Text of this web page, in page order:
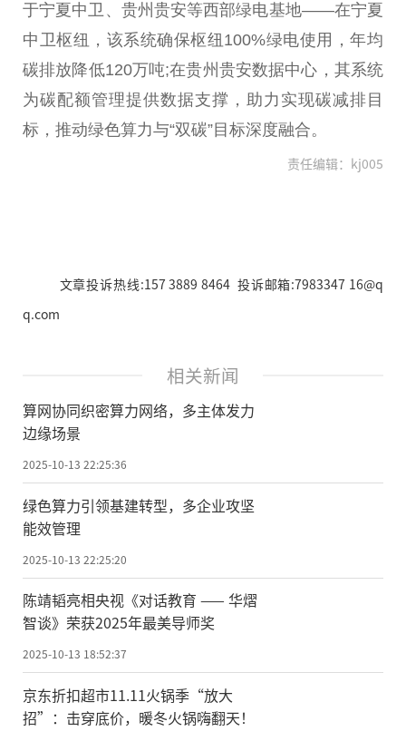
于宁夏中卫、贵州贵安等西部绿电基地——在宁夏
中卫枢纽，该系统确保枢纽100%绿电使用，年均
碳排放降低120万吨;在贵州贵安数据中心，其系统
为碳配额管理提供数据支撑，助力实现碳减排目
标，推动绿色算力与“双碳”目标深度融合。
责任编辑：kj005
文章投诉热线:157 3889 8464 投诉邮箱:7983347 16@q
q.com
相关新闻
算网协同织密算力网络，多主体发力
边缘场景
2025-10-13 22:25:36
绿色算力引领基建转型，多企业攻坚
能效管理
2025-10-13 22:25:20
陈靖韬亮相央视《对话教育 —— 华熠
智谈》荣获2025年最美导师奖
2025-10-13 18:52:37
京东折扣超市11.11火锅季“放大
招”：击穿底价，暖冬火锅嗨翻天！